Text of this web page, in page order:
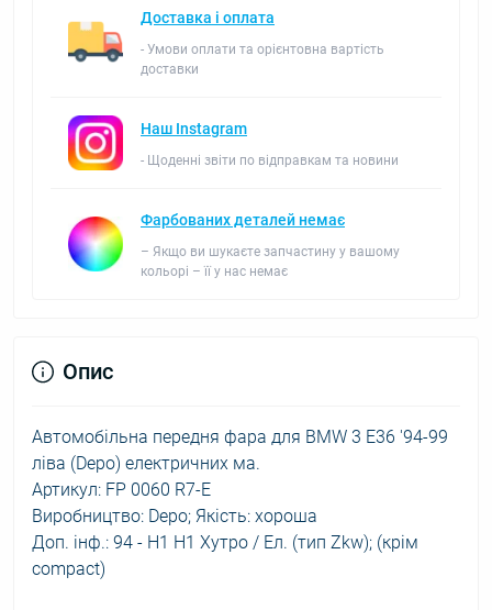
Доставка і оплата
- Умови оплати та орієнтовна вартість
доставки
Наш Instagram
- Щоденні звіти по відправкам та новини
Фарбованих деталей немає
– Якщо ви шукаєте запчастину у вашому
кольорі – її у нас немає
Опис
Автомобільна передня фара для BMW 3 E36 '94-99
ліва (Depo) електричних ма.
Артикул: FP 0060 R7-E
Виробництво: Depo; Якість: хороша
Доп. інф.: 94 - H1 H1 Хутро / Ел. (тип Zkw); (крім
compact)